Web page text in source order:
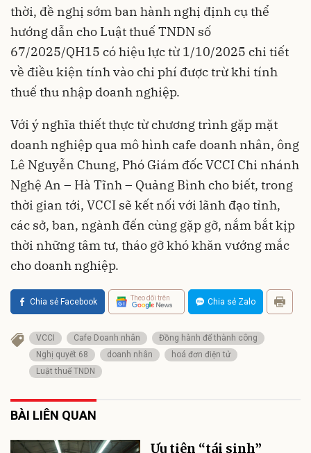
thời, đề nghị sớm ban hành nghị định cụ thể
hướng dẫn cho Luật thuế TNDN số
67/2025/QH15 có hiệu lực từ 1/10/2025 chi tiết
về điều kiện tính vào chi phí được trừ khi tính
thuế thu nhập doanh nghiệp.
Với ý nghĩa thiết thực từ chương trình gặp mặt
doanh nghiệp qua mô hình cafe doanh nhân, ông
Lê Nguyễn Chung, Phó Giám đốc VCCI Chi nhánh
Nghệ An – Hà Tĩnh – Quảng Bình cho biết, trong
thời gian tới, VCCI sẽ kết nối với lãnh đạo tỉnh,
các sở, ban, ngành đến cùng gặp gỡ, nắm bắt kịp
thời những tâm tư, tháo gỡ khó khăn vướng mắc
cho doanh nghiệp.
Chia sẻ Facebook Theo dõi trên Chia sẻ Zalo
VCCI Cafe Doanh nhân
Đồng hành để thành công
Nghị quyết 68
doanh nhân
hoá đơn điện tử
Luật thuế TNDN
BÀI LIÊN QUAN
Ưu tiên “tái sinh”